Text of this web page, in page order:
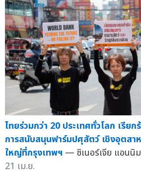
ไทยร่วมกว่า 20 ประเทศทั่วโลก เรีย
การสนับสนุนฟาร์มปศุสัตว์ เชิงอุตสา
ใหญ่ที่กรุงเทพฯ — ซิเนอร์เจีย แอนนิ
21 เม.ย.